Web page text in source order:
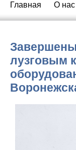
Главная O нас
лузговым